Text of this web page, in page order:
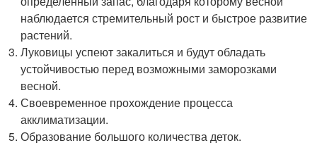
наблюдается стремительный рост и быстрое развитие
растений.
Луковицы успеют закалиться и будут обладать
устойчивостью перед возможными заморозками
весной.
Своевременное прохождение процесса
акклиматизации.
Образование большого количества деток.